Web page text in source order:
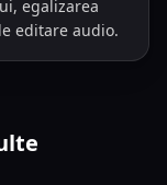
egalizarea
editare audio.